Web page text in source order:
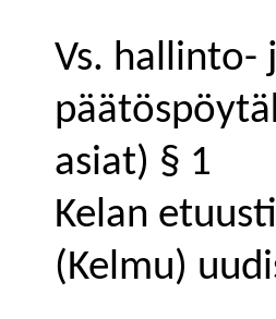
Vs. hallinto-
asiat) § 1
Kelan
(Kelmu)